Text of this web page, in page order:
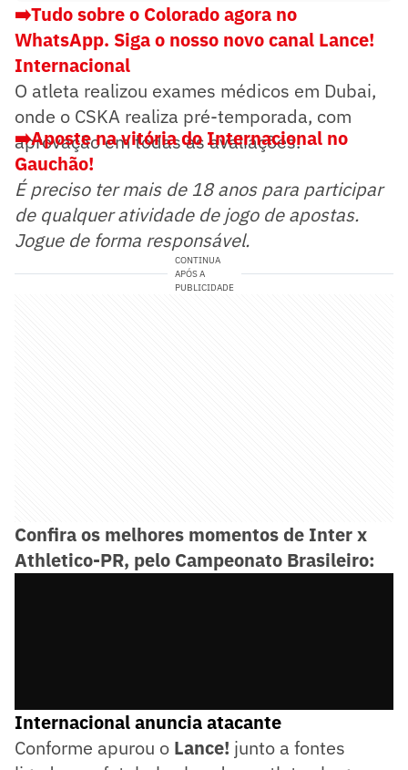
➡️Tudo sobre o Colorado agora no
WhatsApp. Siga o nosso novo canal Lance!
Internacional
O atleta realizou exames médicos em Dubai,
onde o CSKA realiza pré-temporada, com
aprovação em todas as avaliações.
➡️Aposte na vitória do Internacional no
Gauchão!
É preciso ter mais de 18 anos para participar
de qualquer atividade de jogo de apostas.
Jogue de forma responsável.
CONTINUA
APÓS A
PUBLICIDADE
Confira os melhores momentos de Inter x
Athletico-PR, pelo Campeonato Brasileiro:
Internacional anuncia atacante
Conforme apurou o Lance! junto a fontes